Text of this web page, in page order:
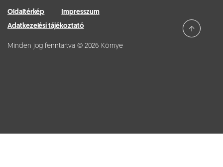
Oldaltérkép
Impresszum
Adatkezelési tájékoztató
Minden jog fenntartva © 2026 Környe